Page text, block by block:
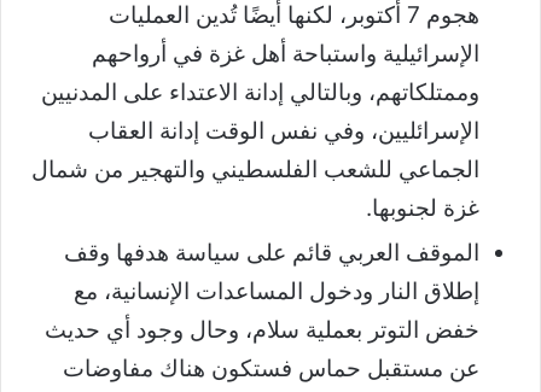
هجوم 7 أكتوبر، لكنها أيضًا تُدين العمليات
الإسرائيلية واستباحة أهل غزة في أرواحهم
وممتلكاتهم، وبالتالي إدانة الاعتداء على المدنيين
الإسرائليين، وفي نفس الوقت إدانة العقاب
الجماعي للشعب الفلسطيني والتهجير من شمال
غزة لجنوبها.
الموقف العربي قائم على سياسة هدفها وقف
إطلاق النار ودخول المساعدات الإنسانية، مع
خفض التوتر بعملية سلام، وحال وجود أي حديث
عن مستقبل حماس فستكون هناك مفاوضات